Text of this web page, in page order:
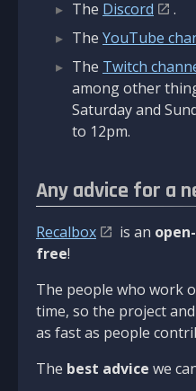
The Discord
.
The YouTube
The Twitch
among other
Saturday and
to 12pm.
Any advice for a
Recalbox is an
free!
The people who work
time, so the project
as fast as people
The best advice we